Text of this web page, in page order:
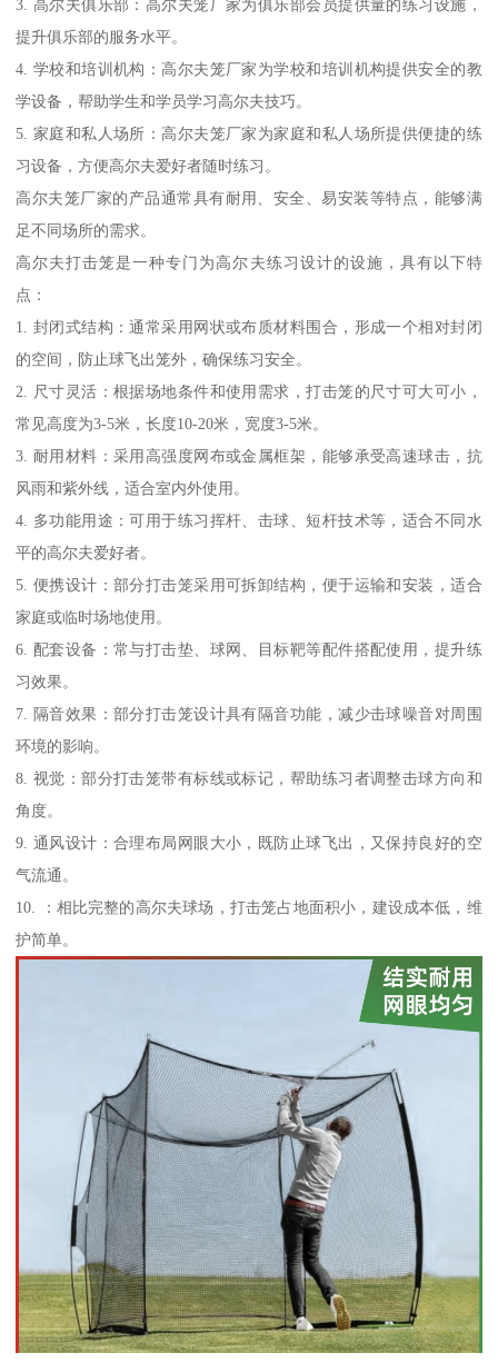
3. 高尔夫俱乐部：高尔夫笼厂家为俱乐部会员提供量的练习设施，
提升俱乐部的服务水平。
4. 学校和培训机构：高尔夫笼厂家为学校和培训机构提供安全的教
学设备，帮助学生和学员学习高尔夫技巧。
5. 家庭和私人场所：高尔夫笼厂家为家庭和私人场所提供便捷的练
习设备，方便高尔夫爱好者随时练习。
高尔夫笼厂家的产品通常具有耐用、安全、易安装等特点，能够满
足不同场所的需求。
高尔夫打击笼是一种专门为高尔夫练习设计的设施，具有以下特
点：
1. 封闭式结构：通常采用网状或布质材料围合，形成一个相对封闭
的空间，防止球飞出笼外，确保练习安全。
2. 尺寸灵活：根据场地条件和使用需求，打击笼的尺寸可大可小，
常见高度为3-5米，长度10-20米，宽度3-5米。
3. 耐用材料：采用高强度网布或金属框架，能够承受高速球击，抗
风雨和紫外线，适合室内外使用。
4. 多功能用途：可用于练习挥杆、击球、短杆技术等，适合不同水
平的高尔夫爱好者。
5. 便携设计：部分打击笼采用可拆卸结构，便于运输和安装，适合
家庭或临时场地使用。
6. 配套设备：常与打击垫、球网、目标靶等配件搭配使用，提升练
习效果。
7. 隔音效果：部分打击笼设计具有隔音功能，减少击球噪音对周围
环境的影响。
8. 视觉：部分打击笼带有标线或标记，帮助练习者调整击球方向和
角度。
9. 通风设计：合理布局网眼大小，既防止球飞出，又保持良好的空
气流通。
10. ：相比完整的高尔夫球场，打击笼占地面积小，建设成本低，维
护简单。